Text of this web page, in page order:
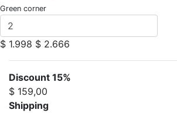
Green corner
$ 1.998 $ 2.666
Discount 15%
$ 159,00
Shipping